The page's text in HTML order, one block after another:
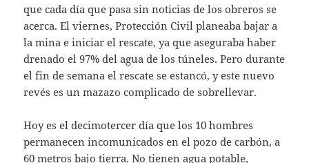
que cada día que pasa sin noticias de los obreros se
acerca. El viernes, Protección Civil planeaba bajar a
la mina e iniciar el rescate, ya que aseguraba haber
drenado el 97% del agua de los túneles. Pero durante
el fin de semana el rescate se estancó, y este nuevo
revés es un mazazo complicado de sobrellevar.
Hoy es el decimotercer día que los 10 hombres
permanecen incomunicados en el pozo de carbón, a
60 metros bajo tierra. No tienen agua potable,